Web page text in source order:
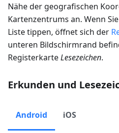
Nähe der geografischen
Kartenzentrums an. Wenn
Liste tippen, öffnet sich der
unteren Bildschirmrand
RegisterkarteLesezeichen.
Erkunden und
Android iOS